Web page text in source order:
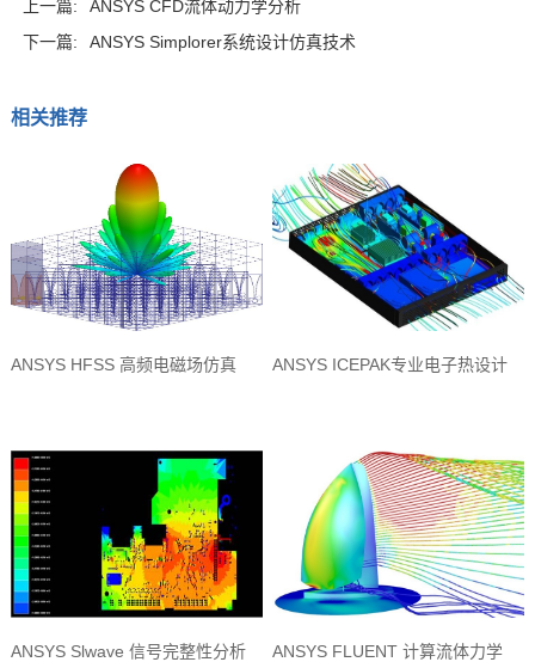
上一篇:
ANSYS CFD流体动力学分析
下一篇:
ANSYS Simplorer系统设计仿真技术
相关推荐
ANSYS HFSS 高频电磁场仿真 ANSYS ICEPAK专业电子热设计
ANSYS Slwave 信号完整性分析 ANSYS FLUENT 计算流体力学